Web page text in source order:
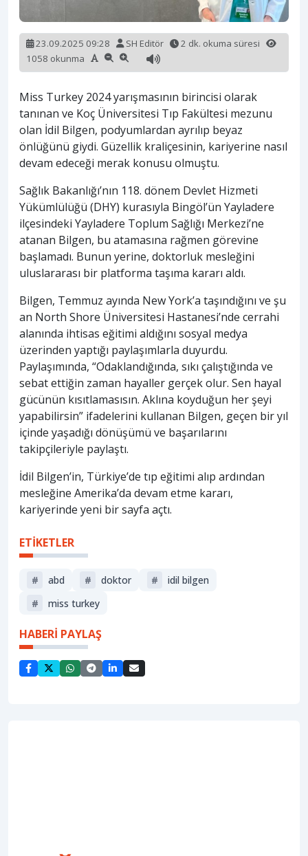
23.09.2025 09:28 SH Editör
2 dk. okuma süresi
1058 okunma
Miss Turkey 2024 yarışmasının birincisi olarak
tanınan ve Koç Üniversitesi Tıp Fakültesi mezunu
olan İdil Bilgen, podyumlardan ayrılıp beyaz
önlüğünü giydi. Güzellik kraliçesinin, kariyerine nasıl
devam edeceği merak konusu olmuştu.
Sağlık Bakanlığı’nın 118. dönem Devlet Hizmeti
Yükümlülüğü (DHY) kurasıyla Bingöl’ün Yayladere
ilçesindeki Yayladere Toplum Sağlığı Merkezi’ne
atanan Bilgen, bu atamasına rağmen görevine
başlamadı. Bunun yerine, doktorluk mesleğini
uluslararası bir platforma taşıma kararı aldı.
Bilgen, Temmuz ayında New York’a taşındığını ve şu
an North Shore Üniversitesi Hastanesi’nde cerrahi
alanında ihtisas eğitimi aldığını sosyal medya
üzerinden yaptığı paylaşımlarla duyurdu.
Paylaşımında, “Odaklandığında, sıkı çalıştığında ve
sebat ettiğin zaman hayaller gerçek olur. Sen hayal
gücünün kısıtlamasısın. Aklına koyduğun her şeyi
yapabilirsin” ifadelerini kullanan Bilgen, geçen bir yıl
içinde yaşadığı dönüşümü ve başarılarını
takipçileriyle paylaştı.
İdil Bilgen’in, Türkiye’de tıp eğitimi alıp ardından
mesleğine Amerika’da devam etme kararı,
kariyerinde yeni bir sayfa açtı.
ETİKETLER
# abd # doktor #
i̇dil bilgen
#
miss turkey
HABERİ PAYLAŞ